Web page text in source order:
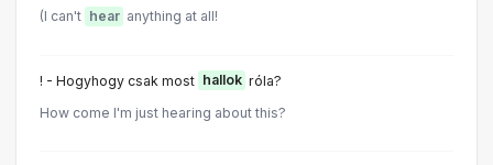
(I can't hear anything at all!
! - Hogyhogy csak most hallok róla?
How come I'm just hearing about this?